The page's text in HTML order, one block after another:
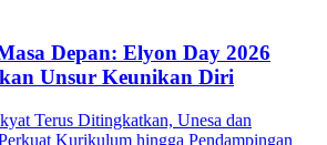
Depan: Elyon Day 2026
Unsur Keunikan Diri